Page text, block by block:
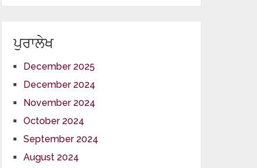
ਪੁਰਾਲੇਖ
December 2025
December 2024
November 2024
October 2024
September 2024
August 2024